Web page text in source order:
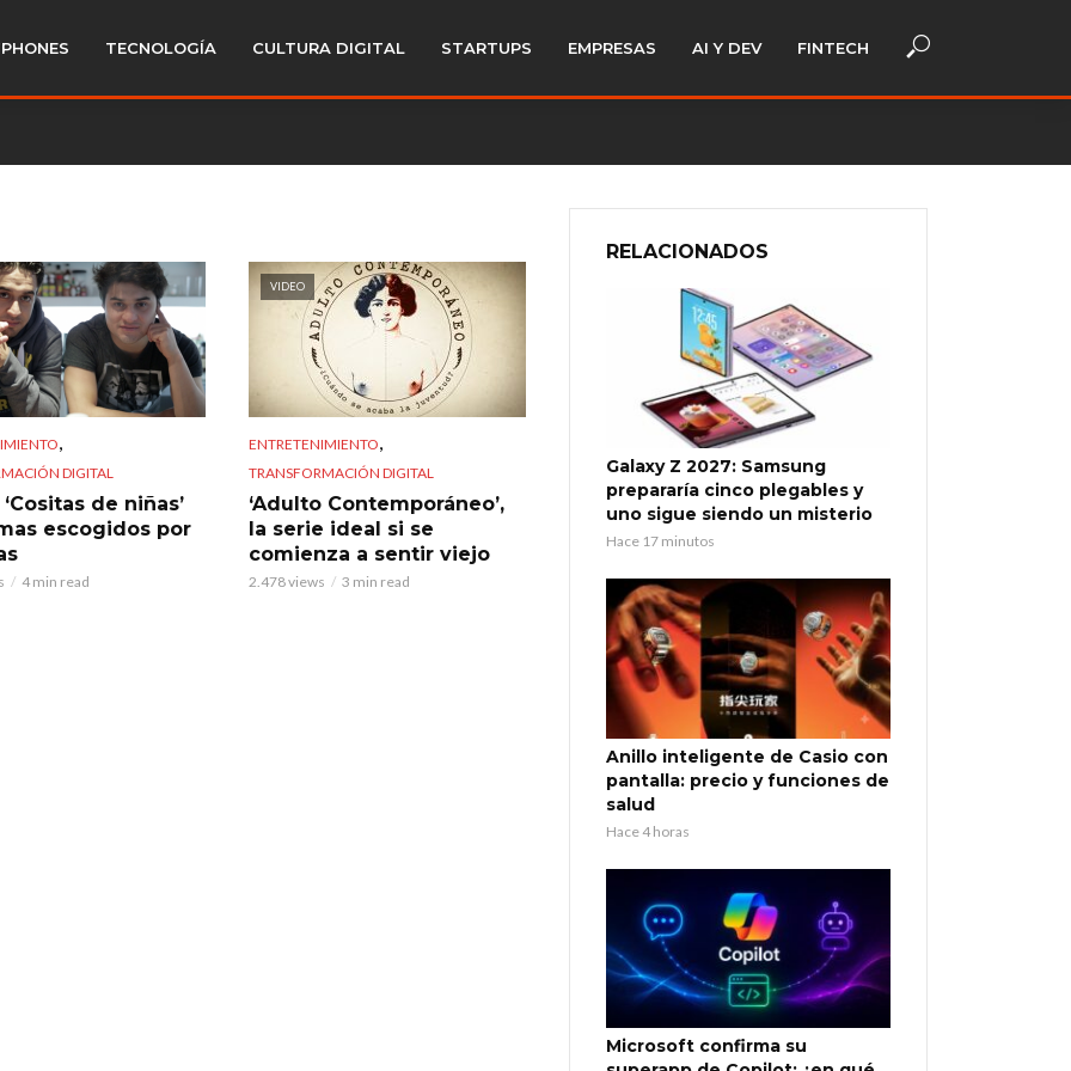
TECNOLOGÍA CULTURA DIGITAL STARTUPS EMPRESAS AI Y DEV FINTECH
,
DIGITAL
de niñas’
escogidos por
4 min read
VIDEO
ENTRETENIMIENTO,
TRANSFORMACIÓN DIGITAL
‘Adulto Contemporáneo’,
la serie ideal si se
comienza a sentir viejo
2.478 views 3 min read
RELACIONADOS
Galaxy Z 2027: Samsung
prepararía cinco plegables y
uno sigue siendo un misterio
Hace 17 minutos
Anillo inteligente de Casio con
pantalla: precio y funciones de
salud
Hace 4 horas
Microsoft confirma su